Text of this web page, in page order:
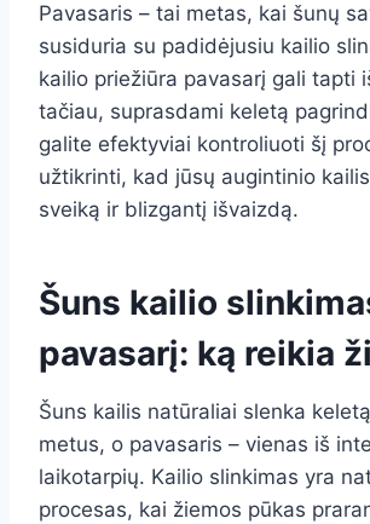
Pavasaris – tai metas, kai šunų
susiduria su padidėjusiu kailio
kailio priežiūra pavasarį gali tapti
tačiau, suprasdami keletą
galite efektyviai kontroliuoti šį
užtikrinti, kad jūsų augintinio
sveiką ir blizgantį išvaizdą.
Šuns kailio
pavasarį: ką reikia
Šuns kailis natūraliai slenka
metus, o pavasaris – vienas iš
laikotarpių. Kailio slinkimas yra
procesas, kai žiemos pūkas